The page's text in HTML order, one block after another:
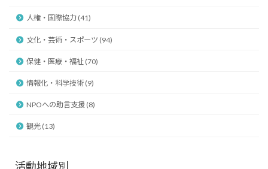
人権・国際協力 (41)
文化・芸術・スポーツ (94)
保健・医療・福祉 (70)
情報化・科学技術 (9)
NPOへの助言支援 (8)
観光 (13)
活動地域別